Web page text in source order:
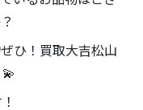
ひ！買取大吉松山